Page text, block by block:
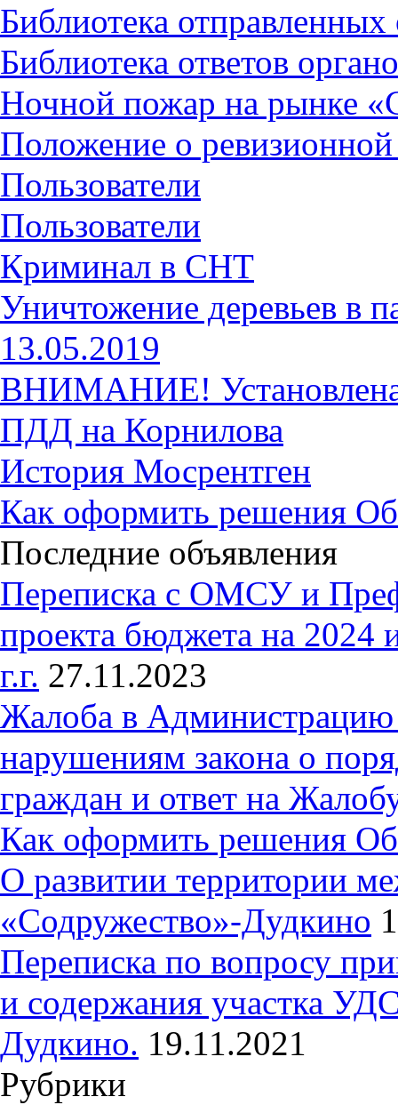
Библиотека
Библиотека ответов
Ночной пожар на рынке
Положение о
Пользователи
Пользователи
Криминал в СНТ
Уничтожение деревьев в
13.05.2019
ВНИМАНИЕ! Установлена
ПДД на Корнилова
История Мосрентген
Как оформить решения
Последние объявления
Переписка с ОМСУ и
проекта бюджета на 2024
г.г. 27.11.2023
Жалоба в Администрацию
нарушениям закона о
граждан и ответ на
Как оформить решения
О развитии территории
«Содружество»-Дудкино
Переписка по вопросу
и содержания участка
Дудкино. 19.11.2021
Рубрики